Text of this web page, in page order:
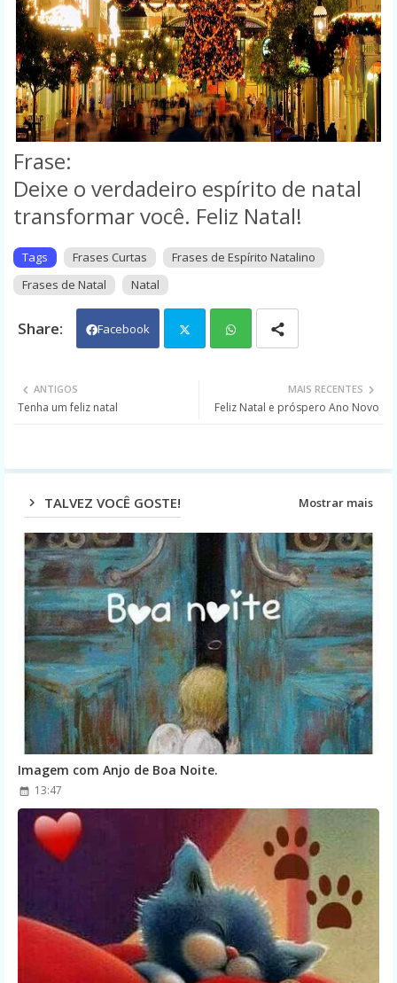
Frase:
Deixe o verdadeiro espírito de natal
transformar você. Feliz Natal!
Tags Frases Curtas
Frases de Espírito Natalino
Frases de Natal
Natal
Facebook
ats
MAIS RECENTES
Feliz Natal e próspero Ano Novo
ANTIGOS
Tenha um feliz natal
TALVEZ VOCÊ GOSTE! Mostrar mais
Imagem com Anjo de Boa Noite.
13:47